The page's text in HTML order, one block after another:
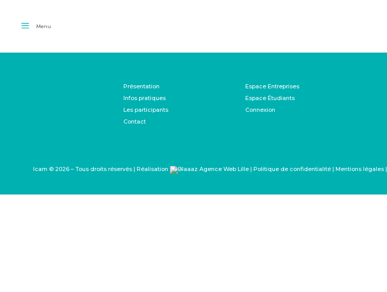
Menu
Présentation
Infos pratiques
Les participants
Contact
Espace Entreprises
Espace Étudiants
Connexion
Icam © 2026 – Tous droits réservés | Réalisation | Politique de confidentialité| Mentions légales|